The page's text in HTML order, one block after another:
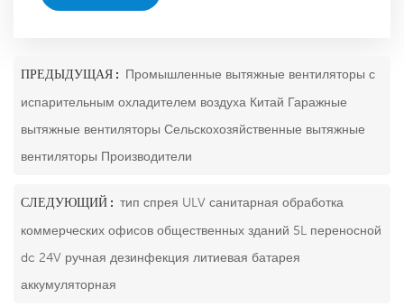
ПРЕДЫДУЩАЯ : Промышленные вытяжные вентиляторы с
испарительным охладителем воздуха Китай Гаражные
вытяжные вентиляторы Сельскохозяйственные вытяжные
вентиляторы Производители
СЛЕДУЮЩИЙ : тип спрея ULV санитарная обработка
коммерческих офисов общественных зданий 5L переносной
dc 24V ручная дезинфекция литиевая батарея
аккумуляторная